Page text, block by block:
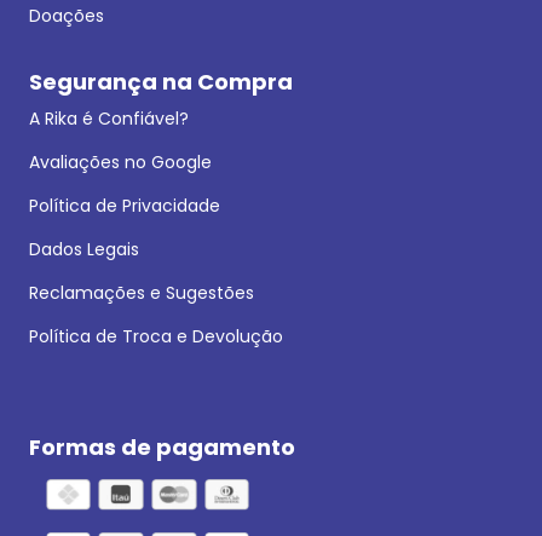
Doações
Segurança na Compra
A Rika é Confiável?
Avaliações no Google
Política de Privacidade
Dados Legais
Reclamações e Sugestões
Política de Troca e Devolução
Formas de pagamento